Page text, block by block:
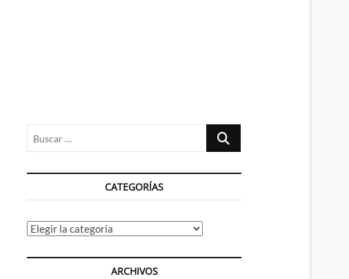
Buscar
CATEGORÍAS
Categorías
ARCHIVOS